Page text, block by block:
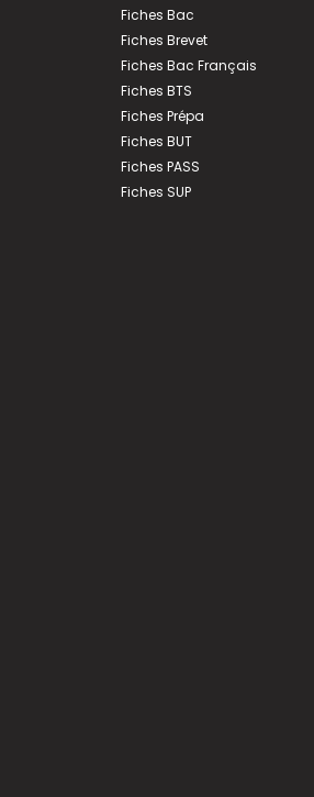
Fiches Bac
Fiches Brevet
Fiches Bac Français
Fiches BTS
Fiches Prépa
Fiches BUT
Fiches PASS
Fiches SUP